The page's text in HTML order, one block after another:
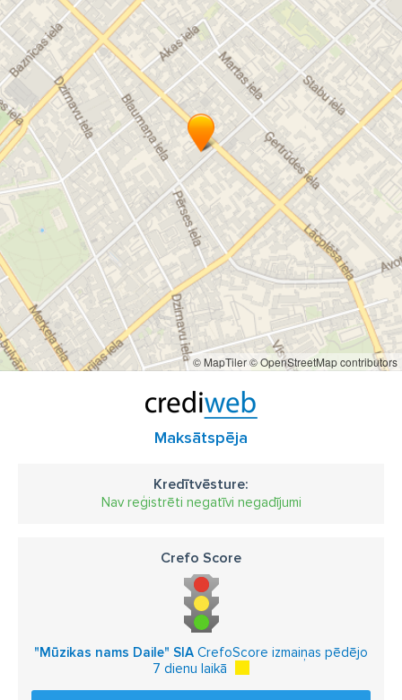
© MapTiler© OpenStreetMap contributors
Maksātspēja
Kredītvēsture:
Nav reģistrēti negatīvi negadījumi
Crefo Score
"Mūzikas nams Daile" SIA CrefoScore izmaiņas pēdējo
7 dienu laikā